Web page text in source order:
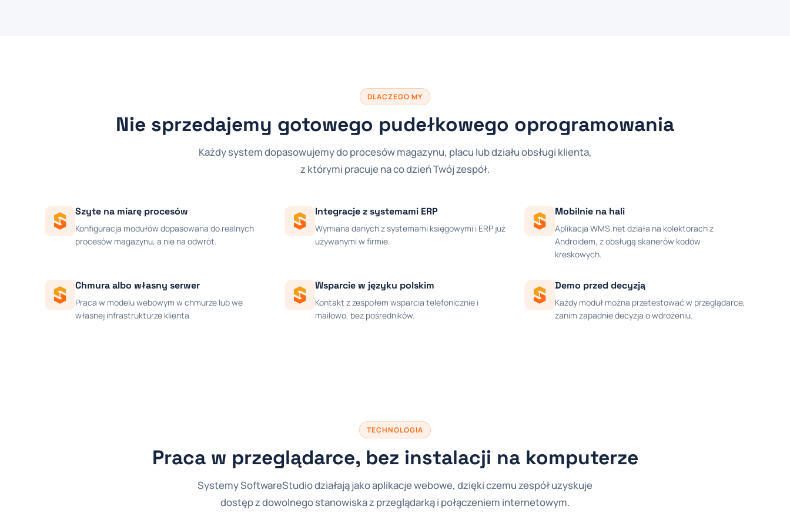
DLACZEGO MY
Nie sprzedajemy gotowego pudełkowego oprogramowania
Każdy system dopasowujemy do procesów magazynu, placu lub działu obsługi klienta,
z którymi pracuje na co dzień Twój zespół.
Szyte na miarę procesów
Konfiguracja modułów dopasowana do realnych
procesów magazynu, a nie na odwrót.
Integracje z systemami ERP
Wymiana danych z systemami księgowymi i ERP już
używanymi w firmie.
Mobilnie na hali
Aplikacja WMS.net działa na kolektorach z
Androidem, z obsługą skanerów kodów
kreskowych.
Chmura albo własny serwer
Praca w modelu webowym w chmurze lub we
własnej infrastrukturze klienta.
Wsparcie w języku polskim
Kontakt z zespołem wsparcia telefonicznie i
mailowo, bez pośredników.
Demo przed decyzją
Każdy moduł można przetestować w przeglądarce,
zanim zapadnie decyzja o wdrożeniu.
TECHNOLOGIA
Praca w przeglądarce, bez instalacji na komputerze
Systemy SoftwareStudio działają jako aplikacje webowe, dzięki czemu zespół uzyskuje
dostęp z dowolnego stanowiska z przeglądarką i połączeniem internetowym.